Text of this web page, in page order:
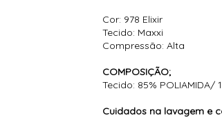
Cor: 978 Elixir
Tecido: Maxxi
Compressão: Alta
COMPOSIÇÃO;
Tecido: 85% POLIAMIDA/
Cuidados na lavagem e